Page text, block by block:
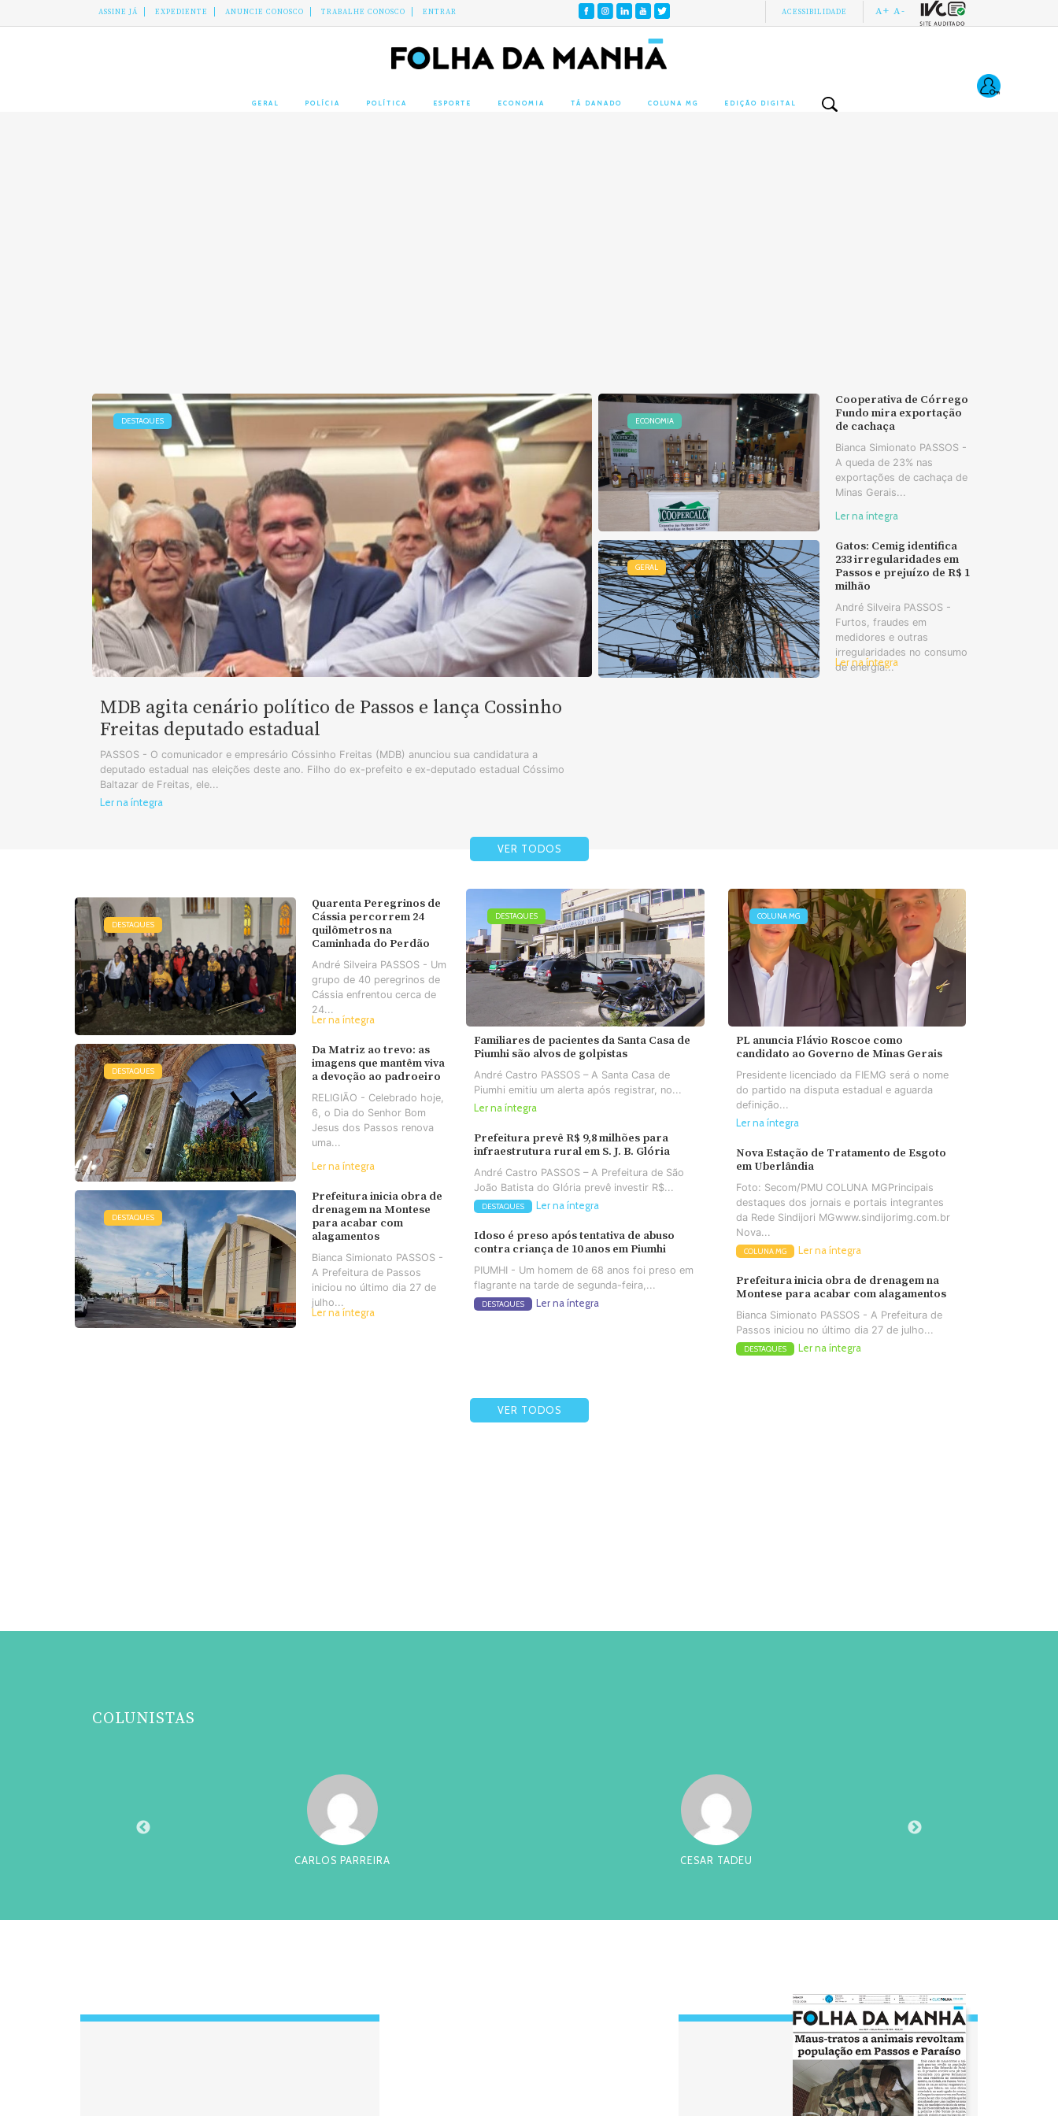
ASSINE JÁ EXPEDIENTE ANUNCIE CONOSCO TRABALHE CONOSCO ENTRAR ACESSIBILIDADE A+ A-
GERAL POLÍCIA POLÍTICA ESPORTE ECONOMIA TÁ DANADO COLUNA MG EDIÇÃO DIGITAL
DESTAQUES
MDB agita cenário político de Passos e lança Cossinho
Freitas deputado estadual
PASSOS - O comunicador e empresário Cóssinho Freitas (MDB) anunciou sua candidatura a
deputado estadual nas eleições deste ano. Filho do ex-prefeito e ex-deputado estadual Cóssimo
Baltazar de Freitas, ele...
Ler na íntegra
ECONOMIA
Cooperativa de Córrego
Fundo mira exportação
de cachaça
Bianca Simionato PASSOS -
A queda de 23% nas
exportações de cachaça de
Minas Gerais...
Ler na íntegra
GERAL
Gatos: Cemig identifica
233 irregularidades em
Passos e prejuízo de R$ 1
milhão
André Silveira PASSOS -
Furtos, fraudes em
medidores e outras
irregularidades no consumo
de energia...
Ler na íntegra
VER TODOS
DESTAQUES
Quarenta Peregrinos de
Cássia percorrem 24
quilômetros na
Caminhada do Perdão
André Silveira PASSOS - Um
grupo de 40 peregrinos de
Cássia enfrentou cerca de
24...
Ler na íntegra
DESTAQUES
Da Matriz ao trevo: as
imagens que mantêm viva
a devoção ao padroeiro
RELIGIÃO - Celebrado hoje,
6, o Dia do Senhor Bom
Jesus dos Passos renova
uma...
Ler na íntegra
DESTAQUES
Prefeitura inicia obra de
drenagem na Montese
para acabar com
alagamentos
Bianca Simionato PASSOS -
A Prefeitura de Passos
iniciou no último dia 27 de
julho...
Ler na íntegra
DESTAQUES
Familiares de pacientes da Santa Casa de
Piumhi são alvos de golpistas
André Castro PASSOS – A Santa Casa de
Piumhi emitiu um alerta após registrar, no...
Ler na íntegra
Prefeitura prevê R$ 9,8 milhões para
infraestrutura rural em S. J. B. Glória
André Castro PASSOS – A Prefeitura de São
João Batista do Glória prevê investir R$...
DESTAQUES Ler na íntegra
Idoso é preso após tentativa de abuso
contra criança de 10 anos em Piumhi
PIUMHI - Um homem de 68 anos foi preso em
flagrante na tarde de segunda-feira,...
DESTAQUES Ler na íntegra
COLUNA MG
PL anuncia Flávio Roscoe como
candidato ao Governo de Minas Gerais
Presidente licenciado da FIEMG será o nome
do partido na disputa estadual e aguarda
definição...
Ler na íntegra
Nova Estação de Tratamento de Esgoto
em Uberlândia
Foto: Secom/PMU COLUNA MGPrincipais
destaques dos jornais e portais integrantes
da Rede Sindijori MGwww.sindijorimg.com.br
Nova...
COLUNA MG Ler na íntegra
Prefeitura inicia obra de drenagem na
Montese para acabar com alagamentos
Bianca Simionato PASSOS - A Prefeitura de
Passos iniciou no último dia 27 de julho...
DESTAQUES Ler na íntegra
VER TODOS
COLUNISTAS
CARLOS PARREIRA CESAR TADEU